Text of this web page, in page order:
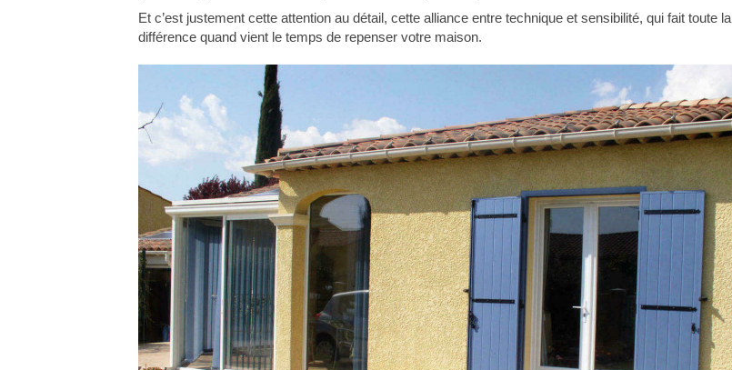
Et c’est justement cette attention au détail, cette alliance entre technique et sensibilité, qui fait toute la
différence quand vient le temps de repenser votre maison.